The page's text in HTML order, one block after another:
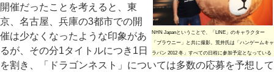
NHN Japanということで、「LINE」のキャラクター
「ブラウニー」と共に撮影。荒井氏は「ハンゲームキャ
ラバン 2012 冬」すべての日程に参加予定となっている
開催だったことを考えると、東
京、名古屋、兵庫の3都市での開
催は少なくなったような印象があ
るが、その分1タイトルにつき1日
を割き、「ドラゴンネスト」については多数の応募を予想して